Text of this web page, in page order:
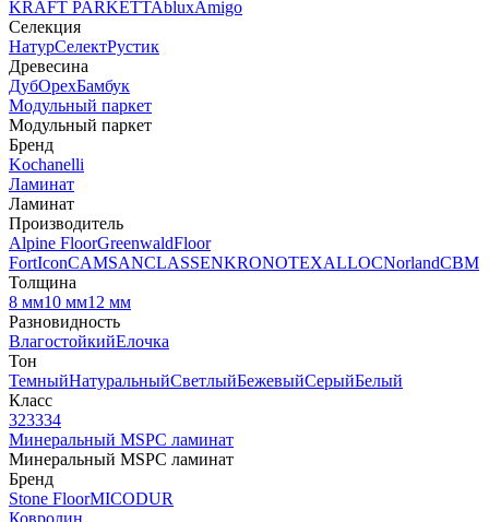
KRAFT PARKETTAbluxAmigo
Селекция
НатурСелектРустик
Древесина
ДубОрехБамбук
Модульный паркет
Модульный паркет
Бренд
Kochanelli
Ламинат
Ламинат
Производитель
Alpine FloorGreenwaldFloor
FortIconCAMSANCLASSENKRONOTEXALLOCNorlandCBM
Толщина
8 мм10 мм12 мм
Разновидность
ВлагостойкийЕлочка
Тон
ТемныйНатуральныйСветлыйБежевыйСерыйБелый
Класс
323334
Минеральный MSPC ламинат
Минеральный MSPC ламинат
Бренд
Stone FloorMICODUR
Ковролин